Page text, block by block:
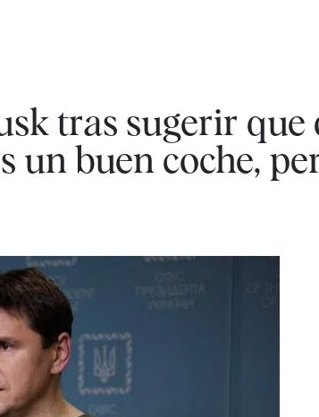
tras sugerir que
un buen coche,